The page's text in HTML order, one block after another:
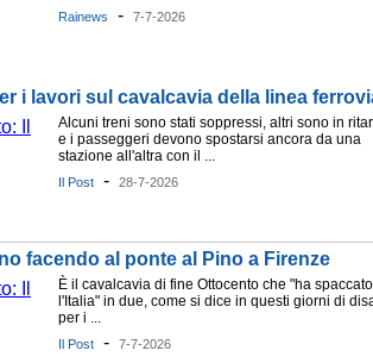
Rainews - 7-7-2026
i lavori sul cavalcavia della linea
Alcuni treni sono stati soppressi, altri sono in
e i passeggeri devono spostarsi ancora da una
stazione all'altra con il ...
Il Post - 28-7-2026
facendo al ponte al Pino a Firenze
È il cavalcavia di fine Ottocento che "ha spaccato
l'Italia" in due, come si dice in questi giorni di
per i ...
Il Post - 7-7-2026